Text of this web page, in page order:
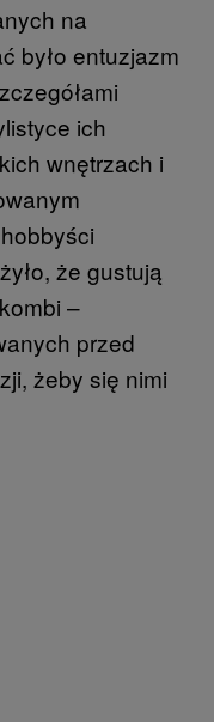
na
było entuzjazm
ich
wnętrzach i
że gustują
–
przed
żeby się nimi